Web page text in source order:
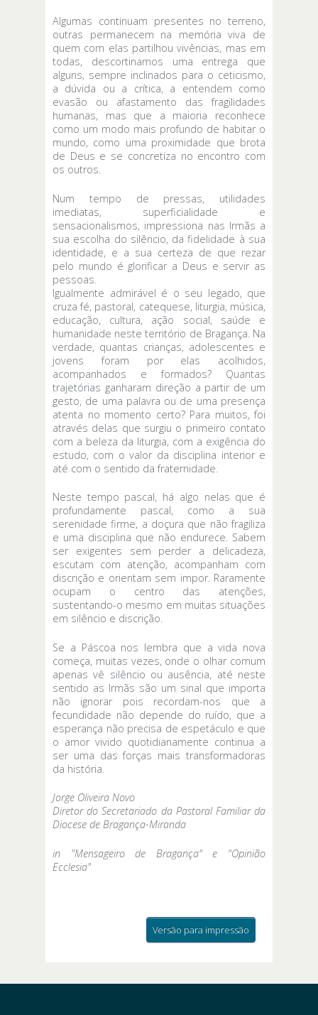
Algumas continuam presentes no terreno,
outras permanecem na memória viva de
quem com elas partilhou vivências, mas em
todas, descortinamos uma entrega que
alguns, sempre inclinados para o ceticismo,
a dúvida ou a crítica, a entendem como
evasão ou afastamento das fragilidades
humanas, mas que a maioria reconhece
como um modo mais profundo de habitar o
mundo, como uma proximidade que brota
de Deus e se concretiza no encontro com
os outros.
Num tempo de pressas, utilidades
imediatas, superficialidade e
sensacionalismos, impressiona nas Irmãs a
sua escolha do silêncio, da fidelidade à sua
identidade, e a sua certeza de que rezar
pelo mundo é glorificar a Deus e servir as
pessoas.
Igualmente admirável é o seu legado, que
cruza fé, pastoral, catequese, liturgia, música,
educação, cultura, ação social, saúde e
humanidade neste território de Bragança. Na
verdade, quantas crianças, adolescentes e
jovens foram por elas acolhidos,
acompanhados e formados? Quantas
trajetórias ganharam direção a partir de um
gesto, de uma palavra ou de uma presença
atenta no momento certo? Para muitos, foi
através delas que surgiu o primeiro contato
com a beleza da liturgia, com a exigência do
estudo, com o valor da disciplina interior e
até com o sentido da fraternidade.
Neste tempo pascal, há algo nelas que é
profundamente pascal, como a sua
serenidade firme, a doçura que não fragiliza
e uma disciplina que não endurece. Sabem
ser exigentes sem perder a delicadeza,
escutam com atenção, acompanham com
discrição e orientam sem impor. Raramente
ocupam o centro das atenções,
sustentando-o mesmo em muitas situações
em silêncio e discrição.
Se a Páscoa nos lembra que a vida nova
começa, muitas vezes, onde o olhar comum
apenas vê silêncio ou ausência, até neste
sentido as Irmãs são um sinal que importa
não ignorar pois recordam-nos que a
fecundidade não depende do ruído, que a
esperança não precisa de espetáculo e que
o amor vivido quotidianamente continua a
ser uma das forças mais transformadoras
da história.
Jorge Oliveira Novo
Diretor do Secretariado da Pastoral Familiar da
Diocese de Bragança-Miranda
in "Mensageiro de Bragança" e "Opinião
Ecclesia"
Versão para impressão